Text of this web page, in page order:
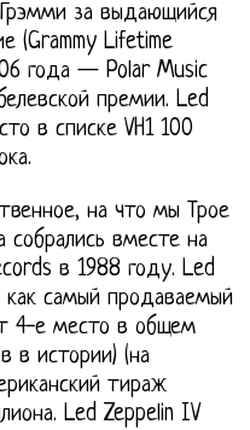
за выдающийся
(Grammy Lifetime
года — Polar Music
премии. Led
в списке VH1 100
на что мы Трое
собрались вместе на
в 1988 году. Led
как самый продаваемый
4-е место в общем
в истории) (на
тираж
Led Zeppelin IV